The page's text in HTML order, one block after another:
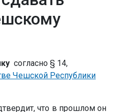
согласно § 14,
Чешской Республики
что в прошлом он